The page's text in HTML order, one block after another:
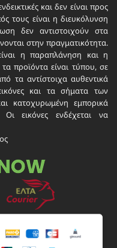
και δεν είναι προς
τους είναι η διευκόλυνση
δεν αντιστοιχούν στα
στην πραγματικότητα.
η παραπλάνηση και η
προϊόντα είναι τύπου, σε
τα αντίστοιχα αυθεντικά
και τα σήματα των
κατοχυρωμένη εμπορικά
Οι εικόνες ενδέχεται να